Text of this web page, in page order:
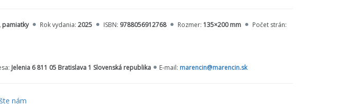
pamiatky Rok vydania: 2025 ISBN: 9788056912768 Rozmer: 135×200 mm
Počet strán:
Jelenia 6 811 05 Bratislava 1 Slovenská republika E-mail: marencin@marencin.sk
nám